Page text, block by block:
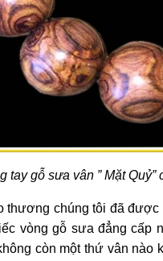
tay gỗ sưa vân ” Mặt
thương chúng tôi đã
vòng gỗ sưa đẳng cấp
còn một thứ vân